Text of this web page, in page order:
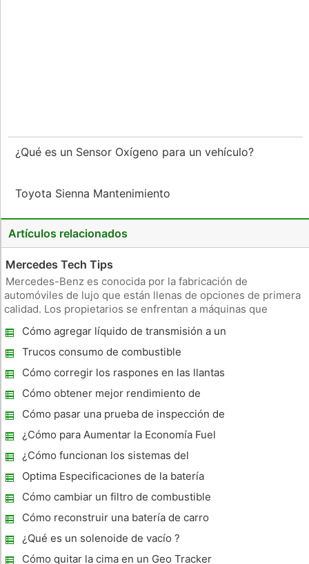
¿Qué es un Sensor Oxígeno para un vehículo?
Toyota Sienna Mantenimiento
Artículos relacionados
Mercedes Tech Tips
Mercedes-Benz es conocida por la fabricación de
automóviles de lujo que están llenas de opciones de primera
calidad. Los propietarios se enfrentan a máquinas que
Cuando surgen problemas con un mecanismo de Mercedes,
hay muchos recursos disponible
Cómo agregar líquido de transmisión a un
New Beetle
Trucos consumo de combustible
Cómo corregir los raspones en las llantas
Cómo obtener mejor rendimiento de
combustible en un Honda Fit
Cómo pasar una prueba de inspección de
carro
¿Cómo para Aumentar la Economía Fuel
sobre un Ford V10
¿Cómo funcionan los sistemas del
refrigerador de aceite para los coches de
trabajo?
Optima Especificaciones de la batería
Cómo cambiar un filtro de combustible
Honda Accord en un 98
Cómo reconstruir una batería de carro
¿Qué es un solenoide de vacío ?
Cómo quitar la cima en un Geo Tracker